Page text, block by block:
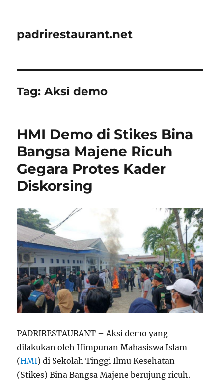
padrirestaurant.net
Tag:Aksi demo
HMI Demo di Stikes Bina
Bangsa Majene Ricuh
Gegara Protes Kader
Diskorsing
PADRIRESTAURANT – Aksi demo yang
dilakukan oleh Himpunan Mahasiswa Islam
(HMI) di Sekolah Tinggi Ilmu Kesehatan
(Stikes) Bina Bangsa Majene berujung ricuh.